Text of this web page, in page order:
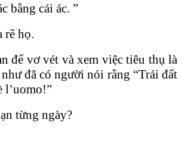
bằng cái ác. ”
rẽ họ.
để vơ vét và xem việc tiêu thụ là
đã có người nói rằng “Trái đất
l’uomo!”
từng ngày?